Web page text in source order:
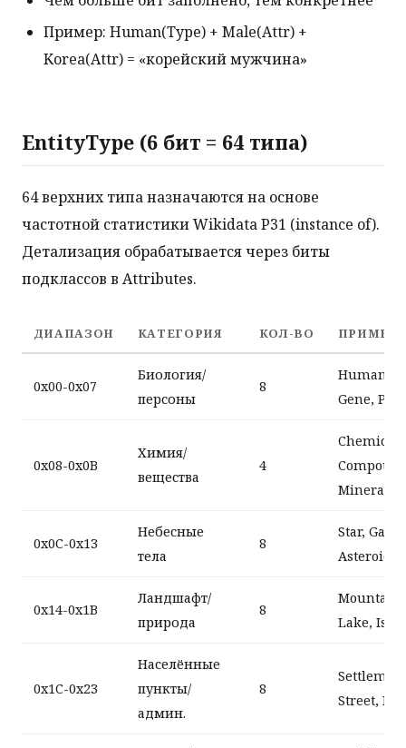
Пример: Human(Type) + Male(Attr) +
Korea(Attr) = «корейский мужчина»
EntityType (6 бит = 64 типа)
64 верхних типа назначаются на основе
частотной статистики Wikidata P31 (instance of).
Детализация обрабатывается через биты
подклассов в Attributes.
ДИАПАЗОН КАТЕГОРИЯ КОЛ-ВО
0x00-0x07
Биология/
персоны
8
Human,
Gene,
0x08-0x0B
Химия/
вещества
4
Chemical,
Mineral,
0x0C-0x13
Небесные
тела
8
Star,
Asteroid,
0x14-0x1B
Ландшафт/
природа
8
Mountain,
Lake,
0x1C-0x23
Населённые
пункты/
админ.
8
Street,